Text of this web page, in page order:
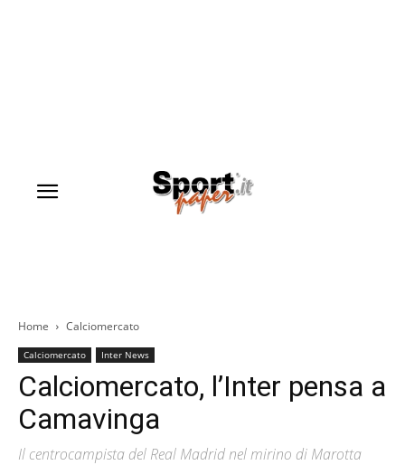
Home Calciomercato
Calciomercato Inter News
Calciomercato, l’Inter pensa a
Camavinga
Il centrocampista del Real Madrid nel mirino di Marotta